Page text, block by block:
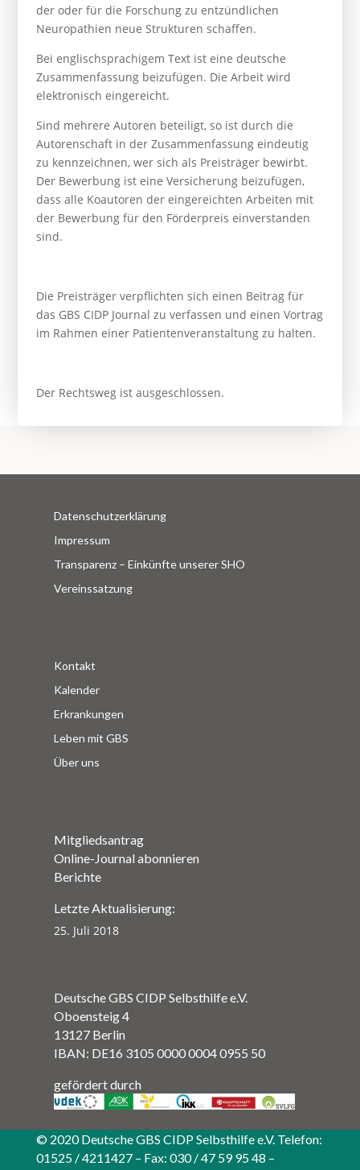
der oder für die Forschung zu entzündlichen
Neuropathien neue Strukturen schaffen.
Bei englischsprachigem Text ist eine deutsche
Zusammenfassung beizufügen. Die Arbeit wird
elektronisch eingereicht.
Sind mehrere Autoren beteiligt, so ist durch die
Autorenschaft in der Zusammenfassung eindeutig
zu kennzeichnen, wer sich als Preisträger bewirbt.
Der Bewerbung ist eine Versicherung beizufügen,
dass alle Koautoren der eingereichten Arbeiten mit
der Bewerbung für den Förderpreis einverstanden
sind.
Die Preisträger verpflichten sich einen Beitrag für
das GBS CIDP Journal zu verfassen und einen Vortrag
im Rahmen einer Patientenveranstaltung zu halten.
Der Rechtsweg ist ausgeschlossen.
Datenschutzerklärung
Impressum
Transparenz – Einkünfte unserer SHO
Vereinssatzung
Kontakt
Kalender
Erkrankungen
Leben mit GBS
Über uns
Mitgliedsantrag
Online-Journal abonnieren
Berichte
Letzte Aktualisierung:
25. Juli 2018
Deutsche GBS CIDP Selbsthilfe e.V.
Oboensteig 4
13127 Berlin
IBAN: DE16 3105 0000 0004 0955 50
gefördert durch
© 2020 Deutsche GBS CIDP Selbsthilfe e.V. Telefon:
01525 / 4211427 – Fax: 030 / 47 59 95 48 –